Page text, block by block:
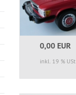
0,00 EUR
inkl. 19 % USt